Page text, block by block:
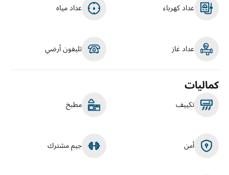
عداد كهرباء عداد مياه
عداد غاز تليفون أرضي
كماليات
تكييف مطبخ
أمن جيم مشترك